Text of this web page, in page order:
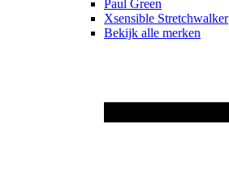
Paul Green
Xsensible Stretchwalker
Bekijk alle merken